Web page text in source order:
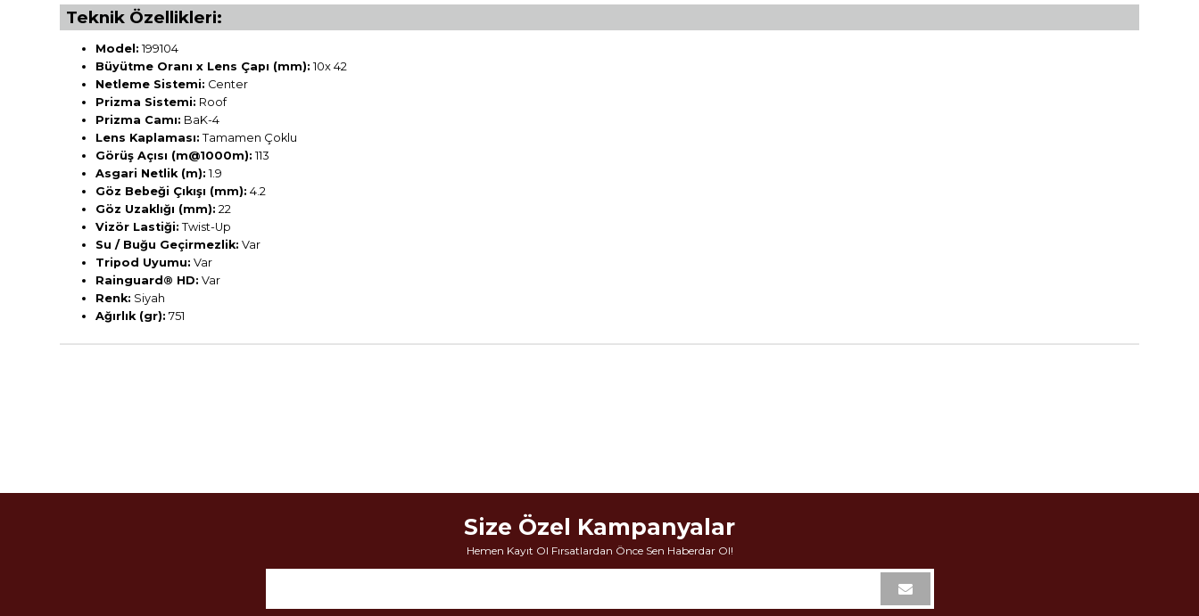
Teknik Özellikleri:
Model: 199104
Büyütme Oranı x Lens Çapı (mm): 10x 42
Netleme Sistemi: Center
Prizma Sistemi: Roof
Prizma Camı: BaK-4
Lens Kaplaması: Tamamen Çoklu
Görüş Açısı (m@1000m): 113
Asgari Netlik (m): 1.9
Göz Bebeği Çıkışı (mm): 4.2
Göz Uzaklığı (mm): 22
Vizör Lastiği: Twist-Up
Su / Buğu Geçirmezlik: Var
Tripod Uyumu: Var
Rainguard® HD: Var
Renk: Siyah
Ağırlık (gr): 751
Size Özel Kampanyalar
Hemen Kayıt Ol Fırsatlardan Önce Sen Haberdar Ol!